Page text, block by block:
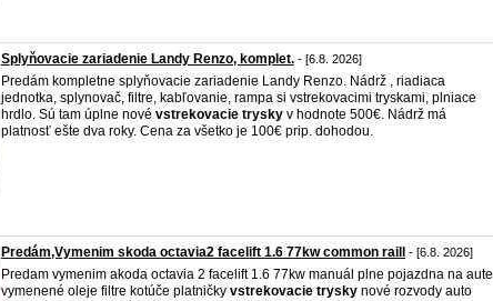
Splyňovacie zariadenie Landy Renzo, komplet. - [6.8. 2026]
Predám kompletne splyňovacie zariadenie Landy Renzo. Nádrž , riadiaca
jednotka, splynovač, filtre, kabľovanie, rampa si vstrekovacimi tryskami, plniace
hrdlo. Sú tam úplne nové vstrekovacie trysky v hodnote 500€. Nádrž má
platnosť ešte dva roky. Cena za všetko je 100€ prip. dohodou.
Predám,Vymenim skoda octavia2 facelift 1.6 77kw common raill - [6.8. 2026]
Predam vymenim akoda octavia 2 facelift 1.6 77kw manuál plne pojazdna na aute
vymenené oleje filtre kotúče platničky vstrekovacie trysky nové rozvody auto